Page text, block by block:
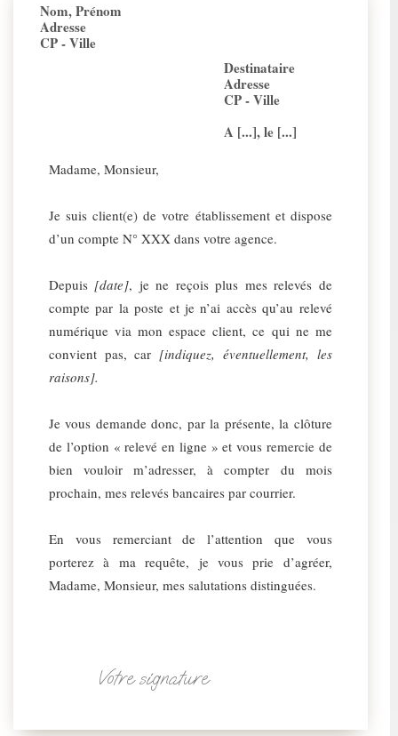
Nom, Prénom
Adresse
CP - Ville
Destinataire
Adresse
CP - Ville
A [...], le [...]
Madame, Monsieur,
Je suis client(e) de votre établissement et dispose
d’un compte N° XXX dans votre agence.
Depuis [date], je ne reçois plus mes relevés de
compte par la poste et je n’ai accès qu’au relevé
numérique via mon espace client, ce qui ne me
convient pas, car [indiquez, éventuellement, les
raisons].
Je vous demande donc, par la présente, la clôture
de l’option « relevé en ligne » et vous remercie de
bien vouloir m’adresser, à compter du mois
prochain, mes relevés bancaires par courrier.
En vous remerciant de l’attention que vous
porterez à ma requête, je vous prie d’agréer,
Madame, Monsieur, mes salutations distinguées.
Votre signature